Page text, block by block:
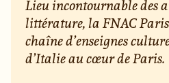
Lieu incontournable des
littérature, la FNAC
chaîne d’enseignes
d’Italie au cœur de Paris.